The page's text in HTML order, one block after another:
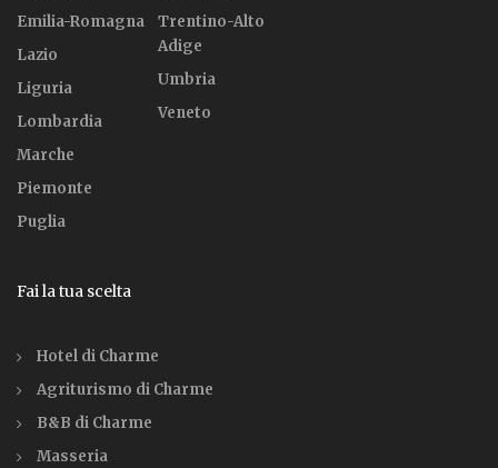
Emilia-Romagna
Lazio
Liguria
Lombardia
Marche
Piemonte
Puglia
Trentino-Alto
Adige
Umbria
Veneto
Fai la tua scelta
Hotel di Charme
Agriturismo di Charme
B&B di Charme
Masseria